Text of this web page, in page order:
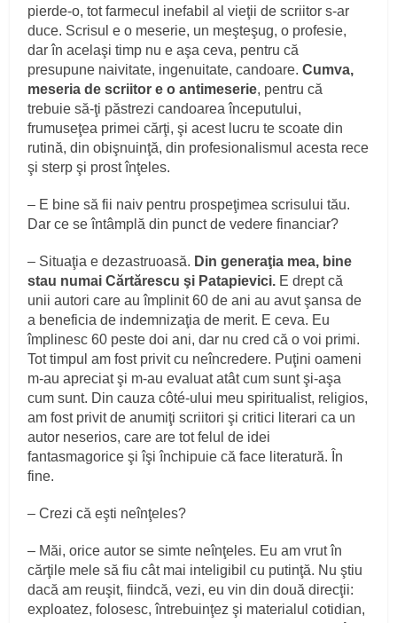
pierde-o, tot farmecul inefabil al vieţii de scriitor s-ar
duce. Scrisul e o meserie, un meşteşug, o profesie,
dar în acelaşi timp nu e aşa ceva, pentru că
presupune naivitate, ingenuitate, candoare.Cumva,
meseria de scriitor e o antimeserie, pentru că
trebuie să-ţi păstrezi candoarea începutului,
frumuseţea primei cărţi, şi acest lucru te scoate din
rutină, din obişnuinţă, din profesionalismul acesta rece
şi sterp şi prost înţeles.
– E bine să fii naiv pentru prospeţimea scrisului tău.
Dar ce se întâmplă din punct de vedere financiar?
– Situaţia e dezastruoasă. Din generaţia mea, bine
stau numai Cărtărescu şi Patapievici. E drept că
unii autori care au împlinit 60 de ani au avut şansa de
a beneficia de indemnizaţia de merit. E ceva. Eu
împlinesc 60 peste doi ani, dar nu cred că o voi primi.
Tot timpul am fost privit cu neîncredere. Puţini oameni
m-au apreciat şi m-au evaluat atât cum sunt şi-aşa
cum sunt. Din cauza côté-ului meu spiritualist, religios,
am fost privit de anumiţi scriitori şi critici literari ca un
autor neserios, care are tot felul de idei
fantasmagorice şi îşi închipuie că face literatură. În
fine.
– Crezi că eşti neînţeles?
– Măi, orice autor se simte neînţeles. Eu am vrut în
cărţile mele să fiu cât mai inteligibil cu putinţă. Nu ştiu
dacă am reuşit, fiindcă, vezi, eu vin din două direcţii:
exploatez, folosesc, întrebuinţez şi materialul cotidian,